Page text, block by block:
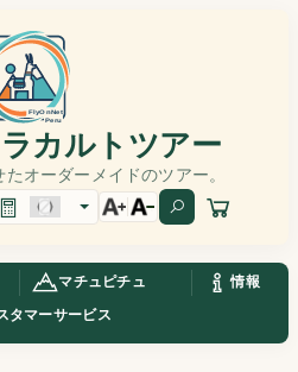
カルトツアー
オーダーメイドのツアー。
マチュピチュ
情報
タマーサービス